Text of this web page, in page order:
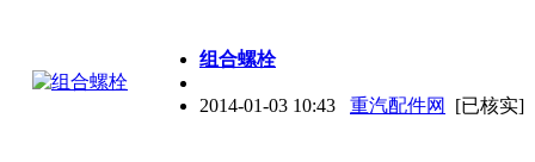
组合螺栓
2014-01-03 10:43 重汽配件网 [已核实]